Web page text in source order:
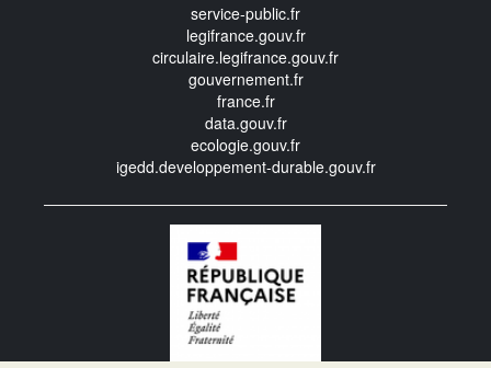
service-public.fr
legifrance.gouv.fr
circulaire.legifrance.gouv.fr
gouvernement.fr
france.fr
data.gouv.fr
ecologie.gouv.fr
igedd.developpement-durable.gouv.fr